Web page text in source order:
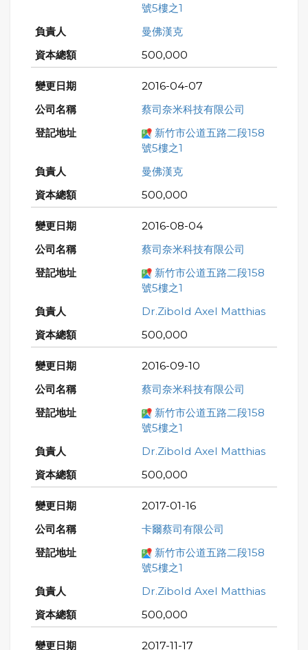
號5樓之1
曼佛漢克
500,000
2016-04-07
蔡司奈米科技有限公司
新竹市公道五路二段158
號5樓之1
曼佛漢克
500,000
2016-08-04
蔡司奈米科技有限公司
新竹市公道五路二段158
號5樓之1
Dr.Zibold Axel Matthias
500,000
2016-09-10
蔡司奈米科技有限公司
新竹市公道五路二段158
號5樓之1
Dr.Zibold Axel Matthias
500,000
2017-01-16
卡爾蔡司有限公司
新竹市公道五路二段158
號5樓之1
Dr.Zibold Axel Matthias
500,000
2017-11-17